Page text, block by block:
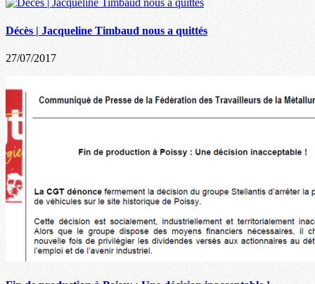
Décès | Jacqueline Timbaud nous a quittés
27/07/2017